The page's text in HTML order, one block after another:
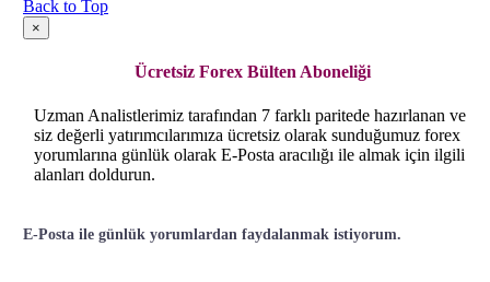
Back to Top
×
Ücretsiz Forex Bülten Aboneliği
Uzman Analistlerimiz tarafından 7 farklı paritede hazırlanan ve
siz değerli yatırımcılarımıza ücretsiz olarak sunduğumuz forex
yorumlarına günlük olarak E-Posta aracılığı ile almak için ilgili
alanları doldurun.
E-Posta ile günlük yorumlardan faydalanmak istiyorum.